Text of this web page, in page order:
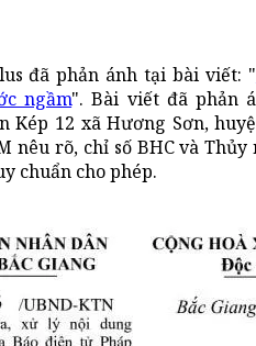
đã phản ánh tại bài viết: "
ngầm". Bài viết đã phản
12 xã Hương Sơn,
nêu rõ, chỉ số BHC và
chuẩn cho phép.